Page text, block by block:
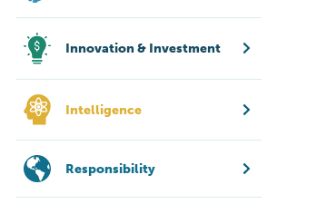
Innovation & Investment
Intelligence
Responsibility